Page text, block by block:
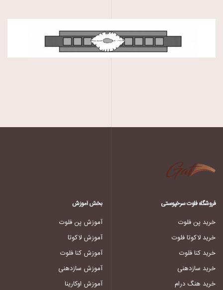
فروشگاه فلوت سرخپوستی
خرید پن فلوت
خرید لاکوتا فلوت
خرید کنا فلوت
خرید سازدهنی
خرید هنگ درام
بخش آموزش
آموزش پن فلوت
آموزش لاکوتا
آموزش کنا فلوت
آموزش سازدهنی
آموزش اوکارینا